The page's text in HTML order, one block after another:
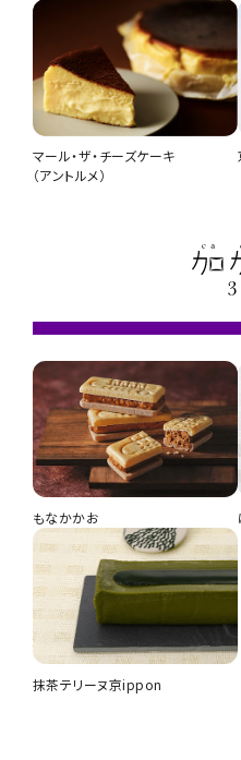
マール・ザ・チーズケーキ
（アントルメ）
もなかかお
抹茶テリーヌ京ippon